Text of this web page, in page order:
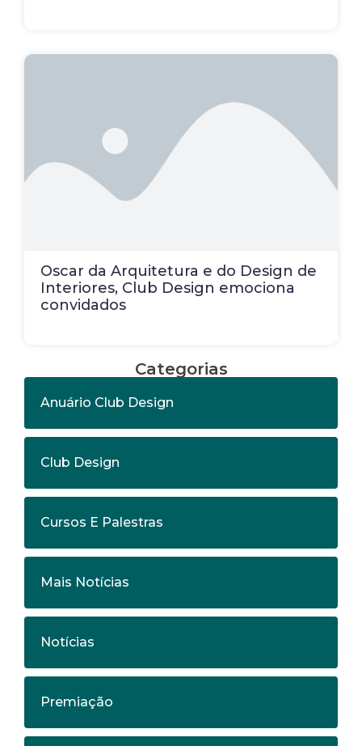
Oscar da Arquitetura e do Design de
Interiores, Club Design emociona
convidados
Categorias
Anuário Club Design
Club Design
Cursos E Palestras
Mais Notícias
Notícias
Premiação